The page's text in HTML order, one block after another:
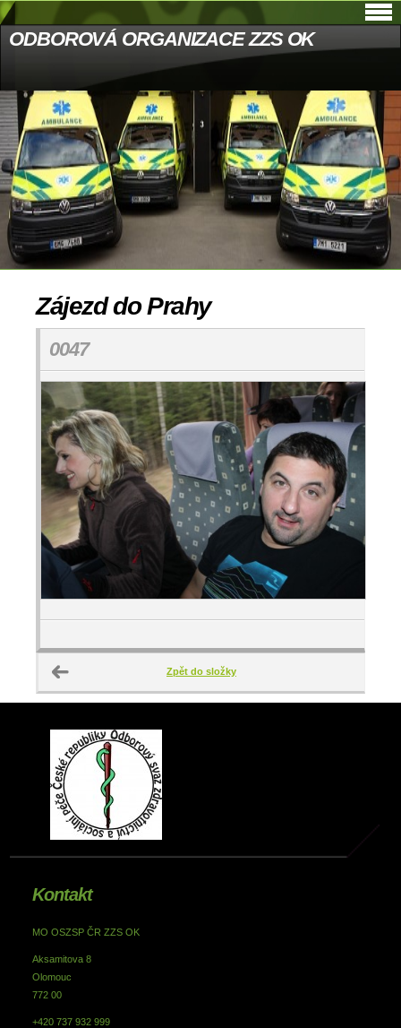
ODBOROVÁ ORGANIZACE ZZS OK
Zájezd do Prahy
0047
Zpět do složky
Kontakt
MO OSZSP ČR ZZS OK
Aksamitova 8
Olomouc
772 00
+420 737 932 999